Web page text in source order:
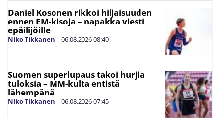
Daniel Kosonen rikkoi hiljaisuuden
ennen EM-kisoja – napakka viesti
epäilijöille
Niko Tikkanen | 06.08.202608:40
Suomen superlupaus takoi hurjia
tuloksia – MM-kulta entistä
lähempänä
Niko Tikkanen | 06.08.202607:45